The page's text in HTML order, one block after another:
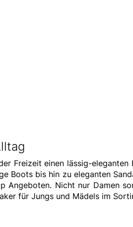
Freizeit einen lässig-
Boots bis hin zu eleganten
Nicht nur Damen
für Jungs und Mädels im